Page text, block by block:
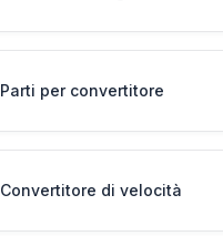
Parti per convertitore
Convertitore di velocità